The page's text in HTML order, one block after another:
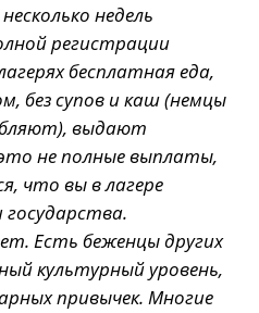
недель
регистрации
бесплатная еда,
без супов и каш (немцы
выдают
не полные выплаты,
что вы в лагере
Есть беженцы других
культурный уровень,
привычек. Многие